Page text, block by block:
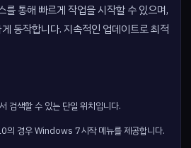
를 통해 빠르게 작업을 시작할 수 있으며,
동작합니다. 지속적인 업데이트로 최적
검색할 수 있는 단일 위치입니다.
경우 Windows 7시작 메뉴를 제공합니다.